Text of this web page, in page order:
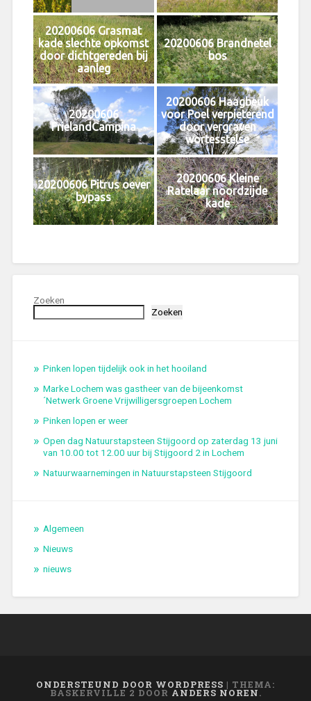
20200606 Grasmat
kade slechte opkomst
door dichtgereden bij
aanleg
20200606 Brandnetel
bos
20200606
FrielandCampina
20200606 Haagbeuk
voor Poel verpieterend
door vergraven
wortesstelse
20200606 Pitrus oever
bypass
20200606 Kleine
Ratelaar noordzijde
kade
Zoeken
Zoeken
Pinken lopen tijdelijk ook in het hooiland
Marke Lochem was gastheer van de bijeenkomst
´Netwerk Groene Vrijwilligersgroepen Lochem
Pinken lopen er weer
Open dag Natuurstapsteen Stijgoord op zaterdag 13 juni
van 10.00 tot 12.00 uur bij Stijgoord 2 in Lochem
Natuurwaarnemingen in Natuurstapsteen Stijgoord
Algemeen
Nieuws
nieuws
ONDERSTEUND DOOR WORDPRESS | THEMA:
BASKERVILLE 2 DOOR ANDERS NOREN.